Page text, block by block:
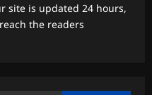
site is updated 24 hours,
the readers